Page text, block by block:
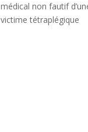
médical non fautif
victime tétraplégique